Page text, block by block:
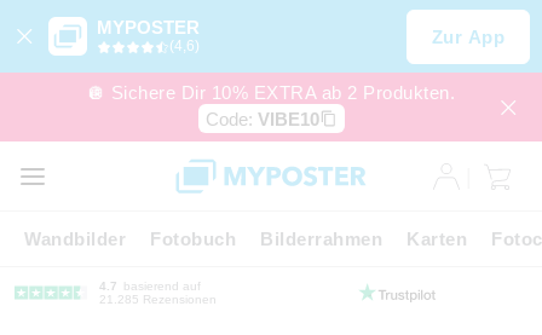
MYPOSTER
(4,6) Zur App
🪩 Sichere Dir 10% EXTRA ab 2 Produkten.
Code: VIBE10
Wandbilder Fotobuch Bilderrahmen Karten
4.7
basierend auf
21.285 Rezensionen